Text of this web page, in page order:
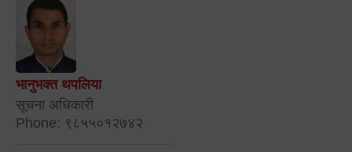
भानुभक्त थपलिया
सूचना अधिकारी
Phone: ९८५५०१२७४२